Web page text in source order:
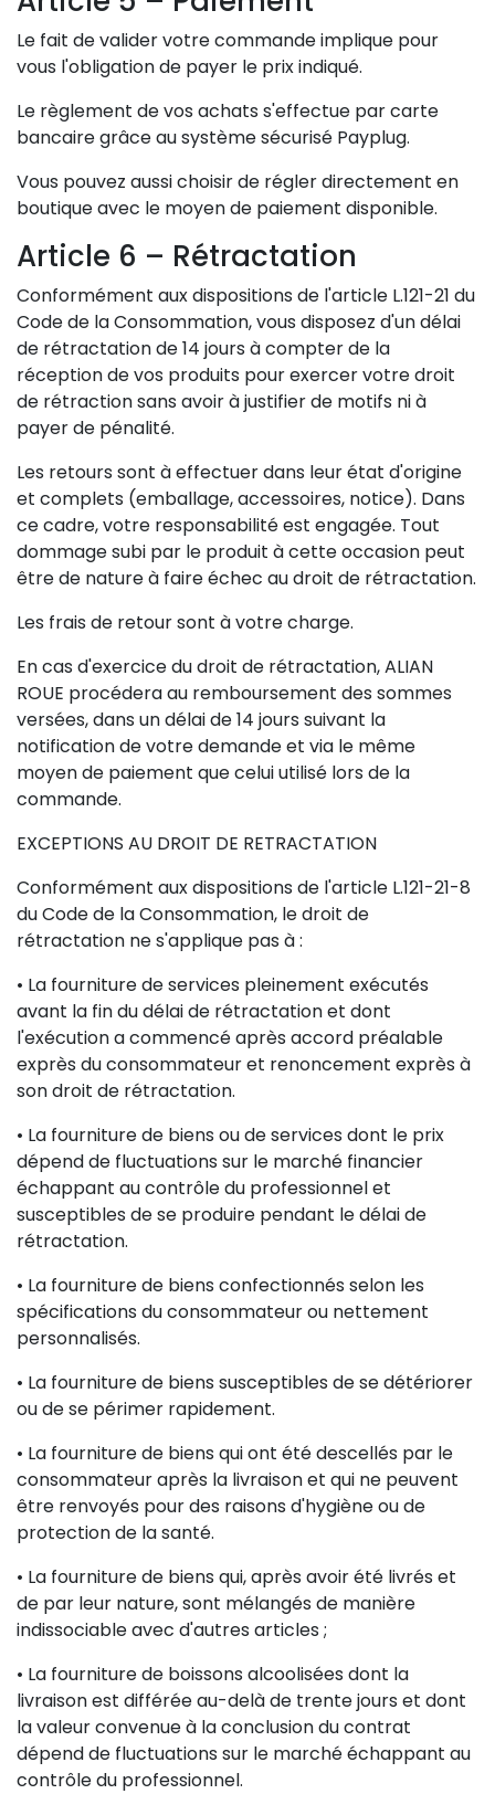
Le fait de valider votre commande implique pour
vous l'obligation de payer le prix indiqué.
Le règlement de vos achats s'effectue par carte
bancaire grâce au système sécurisé Payplug.
Vous pouvez aussi choisir de régler directement en
boutique avec le moyen de paiement disponible.
Article 6 – Rétractation
Conformément aux dispositions de l'article L.121-21 du
Code de la Consommation, vous disposez d'un délai
de rétractation de 14 jours à compter de la
réception de vos produits pour exercer votre droit
de rétraction sans avoir à justifier de motifs ni à
payer de pénalité.
Les retours sont à effectuer dans leur état d'origine
et complets (emballage, accessoires, notice). Dans
ce cadre, votre responsabilité est engagée. Tout
dommage subi par le produit à cette occasion peut
être de nature à faire échec au droit de rétractation.
Les frais de retour sont à votre charge.
En cas d'exercice du droit de rétractation, ALIAN
ROUE procédera au remboursement des sommes
versées, dans un délai de 14 jours suivant la
notification de votre demande et via le même
moyen de paiement que celui utilisé lors de la
commande.
EXCEPTIONS AU DROIT DE RETRACTATION
Conformément aux dispositions de l'article L.121-21-8
du Code de la Consommation, le droit de
rétractation ne s'applique pas à :
• La fourniture de services pleinement exécutés
avant la fin du délai de rétractation et dont
l'exécution a commencé après accord préalable
exprès du consommateur et renoncement exprès à
son droit de rétractation.
• La fourniture de biens ou de services dont le prix
dépend de fluctuations sur le marché financier
échappant au contrôle du professionnel et
susceptibles de se produire pendant le délai de
rétractation.
• La fourniture de biens confectionnés selon les
spécifications du consommateur ou nettement
personnalisés.
• La fourniture de biens susceptibles de se détériorer
ou de se périmer rapidement.
• La fourniture de biens qui ont été descellés par le
consommateur après la livraison et qui ne peuvent
être renvoyés pour des raisons d'hygiène ou de
protection de la santé.
• La fourniture de biens qui, après avoir été livrés et
de par leur nature, sont mélangés de manière
indissociable avec d'autres articles ;
• La fourniture de boissons alcoolisées dont la
livraison est différée au-delà de trente jours et dont
la valeur convenue à la conclusion du contrat
dépend de fluctuations sur le marché échappant au
contrôle du professionnel.